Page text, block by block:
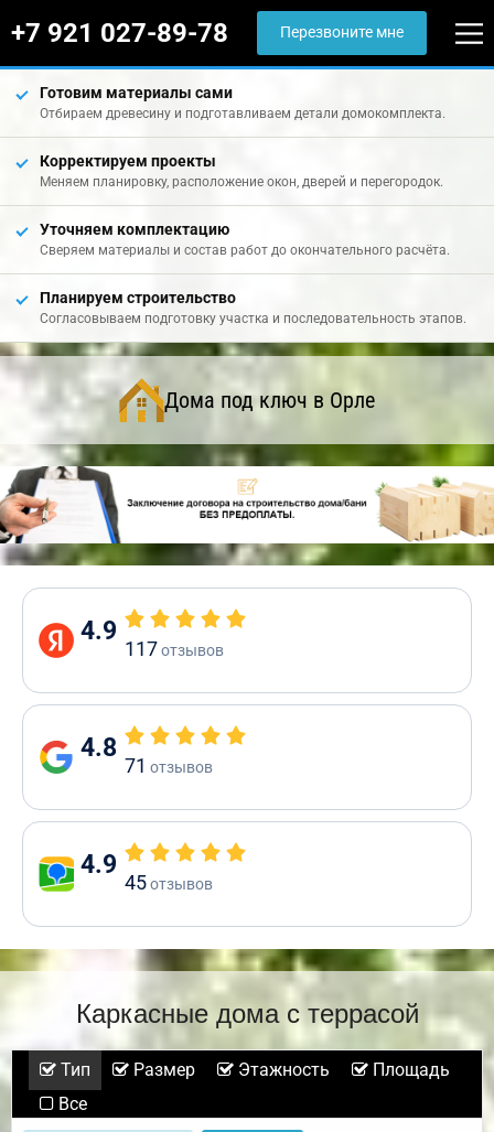
+7 921 027-89-78 Перезвоните мне
Готовим материалы сами
Отбираем древесину и подготавливаем детали домокомплекта.
Корректируем проекты
Меняем планировку, расположение окон, дверей и перегородок.
Уточняем комплектацию
Сверяем материалы и состав работ до окончательного расчёта.
Планируем строительство
Согласовываем подготовку участка и последовательность этапов.
Дома под ключ в Орле
4.9
117отзывов
4.8
71 отзывов
4.9
45отзывов
Каркасные дома с террасой
Тип Размер Этажность
Площадь
Все